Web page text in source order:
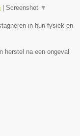
Screenshot ▼
in hun fysiek en
herstel na een ongeval